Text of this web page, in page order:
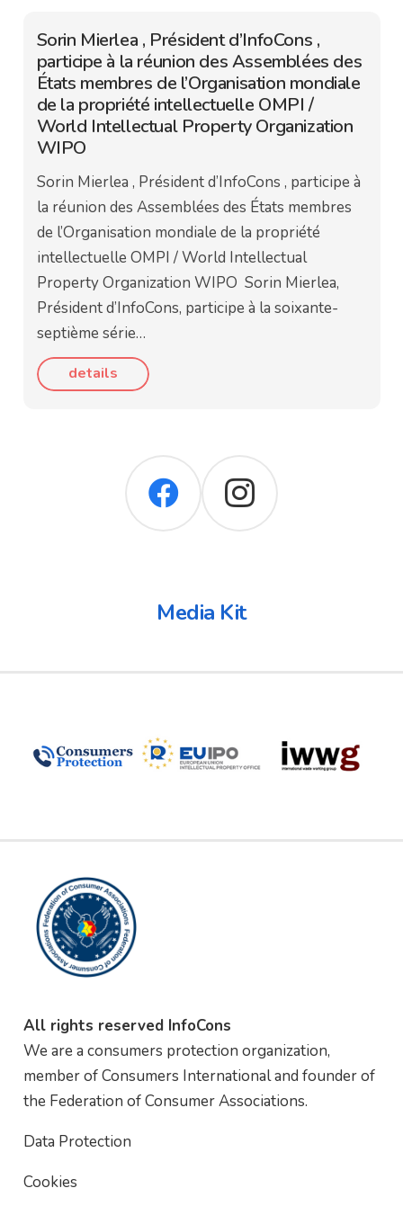
Sorin Mierlea , Président d’InfoCons ,
participe à la réunion des Assemblées des
États membres de l’Organisation mondiale
de la propriété intellectuelle OMPI /
World Intellectual Property Organization
WIPO
Sorin Mierlea , Président d’InfoCons , participe à
la réunion des Assemblées des États membres
de l’Organisation mondiale de la propriété
intellectuelle OMPI / World Intellectual
Property Organization WIPO Sorin Mierlea,
Président d’InfoCons, participe à la soixante-
septième série…
details
Media Kit
All rights reserved InfoCons
We are a consumers protection organization,
member of Consumers International and founder of
the Federation of Consumer Associations.
Data Protection
Cookies